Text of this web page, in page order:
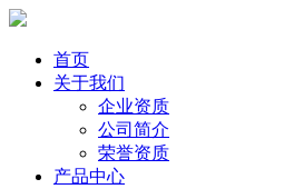
首页
关于我们
企业资质
公司简介
荣誉资质
产品中心